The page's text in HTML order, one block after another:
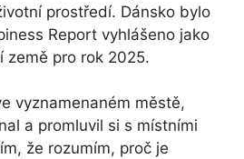
prostředí. Dánsko bylo
Report vyhlášeno jako
země pro rok 2025.
vyznamenaném městě,
a promluvil si s místními
že rozumím, proč je